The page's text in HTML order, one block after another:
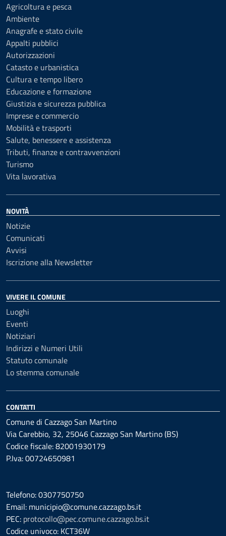
Agricoltura e pesca
Ambiente
Anagrafe e stato civile
Appalti pubblici
Autorizzazioni
Catasto e urbanistica
Cultura e tempo libero
Educazione e formazione
Giustizia e sicurezza pubblica
Imprese e commercio
Mobilità e trasporti
Salute, benessere e assistenza
Tributi, finanze e contravvenzioni
Turismo
Vita lavorativa
NOVITÀ
Notizie
Comunicati
Avvisi
Iscrizione alla Newsletter
VIVERE IL COMUNE
Luoghi
Eventi
Notiziari
Indirizzi e Numeri Utili
Statuto comunale
Lo stemma comunale
CONTATTI
Comune di Cazzago San Martino
Via Carebbio, 32, 25046 Cazzago San Martino (BS)
Codice fiscale: 82001930179
P.Iva: 00724650981
Telefono: 0307750750
Email: municipio@comune.cazzago.bs.it
PEC: protocollo@pec.comune.cazzago.bs.it
Codice univoco: KCT36W